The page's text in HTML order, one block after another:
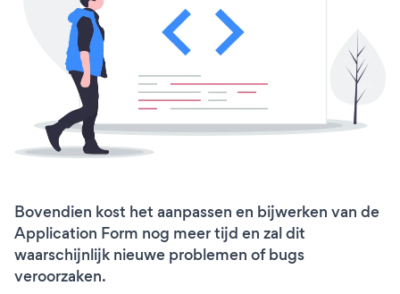
Bovendien kost het aanpassen en bijwerken van de
Application Form nog meer tijd en zal dit
waarschijnlijk nieuwe problemen of bugs
veroorzaken.